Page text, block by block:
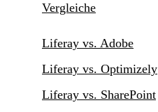
Vergleiche
Liferay vs. Adobe
Liferay vs. Optimizely
Liferay vs. SharePoint